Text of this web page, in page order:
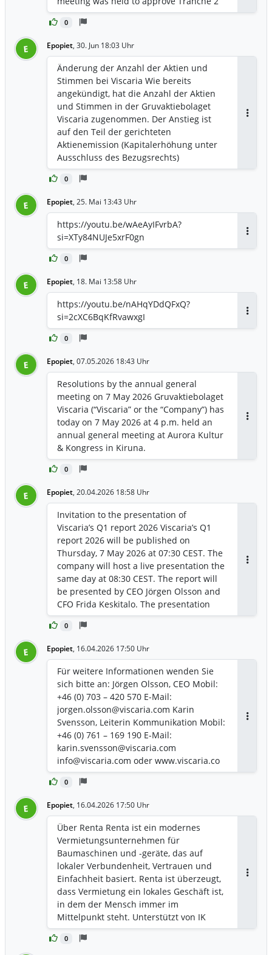
subsequent approval by the
extraordinary general meeting.
0
of the directed issue of new shares
which the board of directors, conditional
meeting’s approval, resolved on 16 June
2026 and which was announced by the
Company on 17 June 2026.
E Epopiet, 30. Jun 18:03 Uhr
0
Änderung der Anzahl der Aktien und
Stimmen bei Viscaria Wie bereits
angekündigt, hat die Anzahl der Aktien
und Stimmen in der Gruvaktiebolaget
Viscaria zugenommen. Der Anstieg ist
auf den Teil der gerichteten
Aktienemission (Kapitalerhöhung unter
Ausschluss des Bezugsrechts)
zurückzuführen, den der Verwaltungsrat
der Gruvaktiebolaget Viscaria („Viscaria“)
Ermächtigung der ordentlichen
Hauptversammlung vom 7. Mai 2026
beschlossen und der per
Pressemitteilung am 17. Juni 2026
bekannt gegeben wurde. Die Anzahl der
48.064.514 Aktien auf eine Gesamtzahl
von 288.387.084 Aktien gestiegen. Jede
Aktie bei Viscaria berechtigt zu einer (1)
Stimme, was bedeutet, dass sich die
Anzahl der Stimmen um 48.064.514
288.387.084 Stimmen erhöht hat.
E Epopiet, 25. Mai 13:43 Uhr
0
https://youtu.be/wAeAyIFvrbA?
si=XTy84NUJe5xrF0gn
E Epopiet, 18. Mai 13:58 Uhr
0
https://youtu.be/nAHqYDdQFxQ?
si=2cXC6BqKfRvawxgI
E Epopiet, 07.05.2026 18:43 Uhr
0
Resolutions by the annual general
meeting on 7 May 2026 Gruvaktiebolaget
Viscaria (“Viscaria” or the “Company”) has
today on 7 May 2026 at 4 p.m. held an
annual general meeting at Aurora Kultur
& Kongress in Kiruna.
E Epopiet, 20.04.2026 18:58 Uhr
0
Invitation to the presentation of
Viscaria’s Q1 report 2026 Viscaria’s Q1
report 2026 will be published on
Thursday, 7 May 2026 at 07:30 CEST. The
company will host a live presentation the
same day at 08:30 CEST. The report will
be presented by CEO Jörgen Olsson and
CFO Frida Keskitalo. The presentation
will be held in English, include a Q&A
session and can be accessed
19d6qQw
E Epopiet, 16.04.2026 17:50 Uhr
0
Für weitere Informationen wenden Sie
sich bitte an: Jörgen Olsson, CEO Mobil:
+46 (0) 703 – 420 570 E-Mail:
jorgen.olsson@viscaria.com Karin
Svensson, Leiterin Kommunikation Mobil:
+46 (0) 761 – 169 190 E-Mail:
karin.svensson@viscaria.com
info@viscaria.com oder www.viscaria.co
E Epopiet, 16.04.2026 17:50 Uhr
0
Über Renta Renta ist ein modernes
Vermietungsunternehmen für
Baumaschinen und -geräte, das auf
lokaler Verbundenheit, Vertrauen und
Einfachheit basiert. Renta ist überzeugt,
dass Vermietung ein lokales Geschäft ist,
in dem der Mensch immer im
Mittelpunkt steht. Unterstützt von IK
Partners, ist Renta ein schwedisches
Full-Service-Unternehmen für die